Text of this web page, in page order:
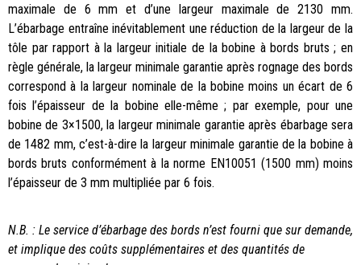
maximale de 6 mm et d’une largeur maximale de 2130 mm.
L’ébarbage entraîne inévitablement une réduction de la largeur de la
tôle par rapport à la largeur initiale de la bobine à bords bruts ; en
règle générale, la largeur minimale garantie après rognage des bords
correspond à la largeur nominale de la bobine moins un écart de 6
fois l’épaisseur de la bobine elle-même ; par exemple, pour une
bobine de 3×1500, la largeur minimale garantie après ébarbage sera
de 1482 mm, c’est-à-dire la largeur minimale garantie de la bobine à
bords bruts conformément à la norme EN10051 (1500 mm) moins
l’épaisseur de 3 mm multipliée par 6 fois.
N.B. : Le service d’ébarbage des bords n’est fourni que sur demande,
et implique des coûts supplémentaires et des quantités de